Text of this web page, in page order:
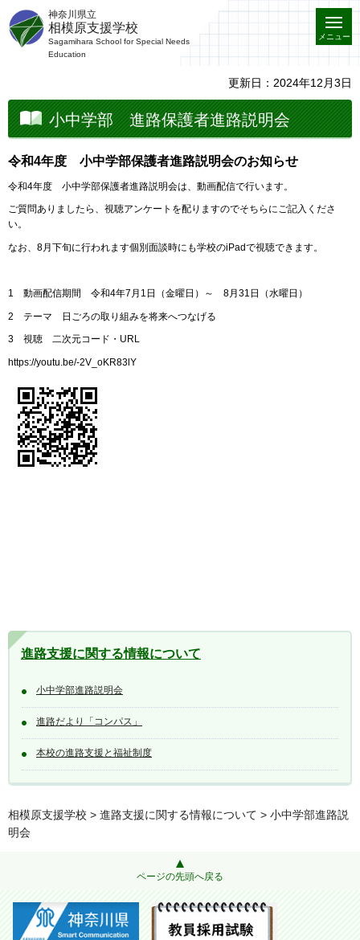
神奈川県立
相模原支援学校
Sagamihara School for Special Needs
Education
メニュー
更新日：2024年12月3日
小中学部 進路保護者進路説明会
令和4年度 小中学部保護者進路説明会のお知らせ
令和4年度 小中学部保護者進路説明会は、動画配信で行います。
ご質問ありましたら、視聴アンケートを配りますのでそちらにご記入くださ
い。
なお、8月下旬に行われます個別面談時にも学校のiPadで視聴できます。
1 動画配信期間 令和4年7月1日（金曜日）～ 8月31日（水曜日）
2 テーマ 日ごろの取り組みを将来へつなげる
3 視聴 二次元コード・URL
https://youtu.be/-2V_oKR83lY
進路支援に関する情報について
小中学部進路説明会
進路だより「コンパス」
本校の進路支援と福祉制度
相模原支援学校 > 進路支援に関する情報について > 小中学部進路説
明会
ページの先頭へ戻る